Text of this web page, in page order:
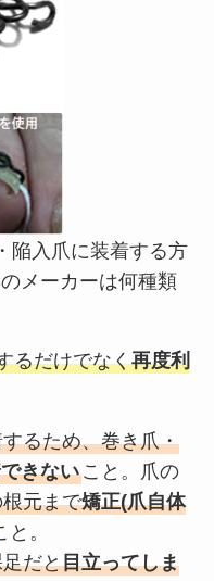
陥入爪に装着する方
メーカーは何種類
るだけでなく再度利
るため、巻き爪・
きないこと。爪の
元まで矯正(爪自体
と。
だと目立ってしま